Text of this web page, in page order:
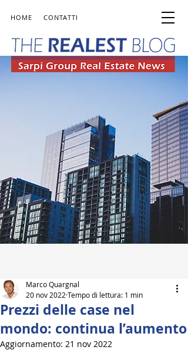
HOME CONTATTI
Prezzi delle case nel
mondo: continua l’aumento
Marco Quargnal
20 nov 2022 Tempo di lettura: 1 min
Aggiornamento: 21 nov 2022